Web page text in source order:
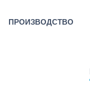
ПРОИЗВОДСТВО